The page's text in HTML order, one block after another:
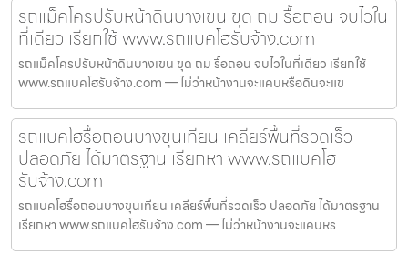
รถแม็คโครปรับหน้าดินบางเขน ขุด ถม รื้อถอน จบไวใน
ที่เดียว เรียกใช้ www.รถแบคโฮรับจ้าง.com
รถแม็คโครปรับหน้าดินบางเขน ขุด ถม รื้อถอน จบไวในที่เดียว เรียกใช้
www.รถแบคโฮรับจ้าง.com — ไม่ว่าหน้างานจะแคบหรือดินจะแข
รถแบคโฮรื้อถอนบางขุนเทียน เคลียร์พื้นที่รวดเร็ว
ปลอดภัย ได้มาตรฐาน เรียกหา www.รถแบคโฮ
รับจ้าง.com
รถแบคโฮรื้อถอนบางขุนเทียน เคลียร์พื้นที่รวดเร็ว ปลอดภัย ได้มาตรฐาน
เรียกหา www.รถแบคโฮรับจ้าง.com — ไม่ว่าหน้างานจะแคบหร